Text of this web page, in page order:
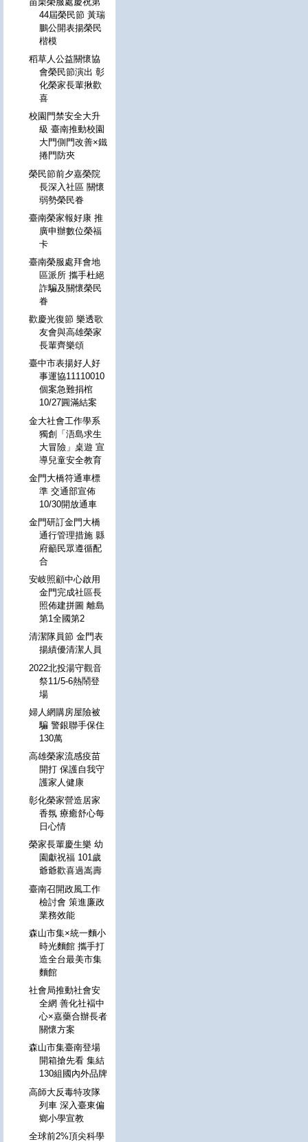
44屆榮民節 黃瑞
鵬公開表揚榮民
楷模
稻草人公益關懷協
會榮民節演出 彰
化榮家長輩揪歡
喜
校園門禁安全大升
級 臺南推動校園
大門側門改善×鐵
捲門防夾
榮民節前夕嘉榮院
長深入社區 關懷
弱勢榮民眷
臺南榮家報好康 推
廣申辦數位榮福
卡
臺南榮服處拜會地
區派所 攜手杜絕
詐騙及關懷榮民
眷
歡慶光復節 樂透歌
友會與高雄榮家
長輩齊樂頌
臺中市表揚好人好
事運協11110010
個案急難捐棺
10/27圓滿結案
金大社會工作學系
獨創「浯島求生
大冒險」桌遊 宣
導兒童安全教育
金門大橋符通車標
準 交通部宣佈
10/30開放通車
金門研訂金門大橋
通行管理措施 縣
府籲民眾遵循配
合
安岐照顧中心啟用
金門完成社區長
照佈建拼圖 離島
第1全國第2
清潔隊員節 金門表
揚績優清潔人員
2022北投湯守觀音
祭11/5-6熱鬧登
場
婦人網購房屋險被
騙 警銀聯手保住
130萬
高雄榮家流感疫苗
開打 保護自我守
護家人健康
彰化榮家營造居家
香氛 療癒舒心每
日心情
榮家長輩慶生樂 幼
園獻祝福 101歲
爺爺歡喜過嵩壽
臺南召開政風工作
檢討會 策進廉政
業務效能
森山市集×統一麵小
時光麵館 攜手打
造全台最美市集
麵館
社會局推動社會安
全網 善化社褔中
心×嘉藥合辦長者
關懷方案
森山市集臺南登場
開箱搶先看 集結
130組國內外品牌
高師大反毒特攻隊
列車 深入臺東偏
鄉小學宣教
全球前2%頂尖科學